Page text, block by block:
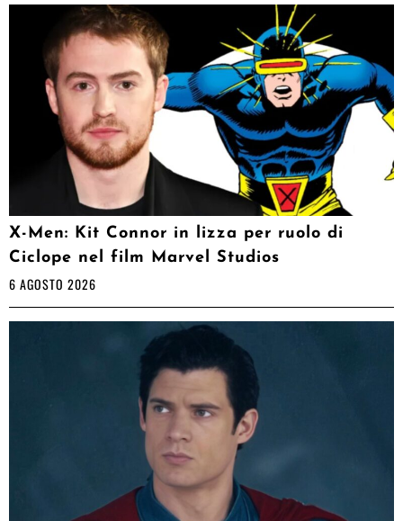
X-Men: Kit Connor in lizza per ruolo di
Ciclope nel film Marvel Studios
6 AGOSTO 2026